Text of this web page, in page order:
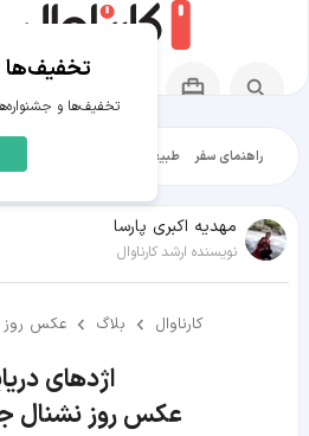
راهنمای سفر طبیعت‌گردی
مهدیه اکبری پارسا
نویسنده ارشد کارناوال
کارناوال بلاگ عکس روز
عکس روز نشنال
تخفیف‌ها
تخفیف‌ها و